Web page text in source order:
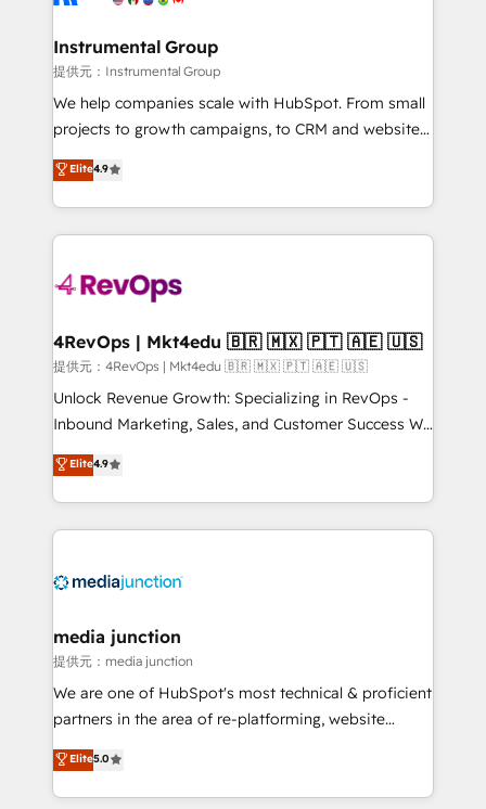
explore whether S2 is the partner you’ve been
Premier Partner 2023 🌟5 HubSpot Accreditations 🌟
Won HubSpot Theme Challenge 2021 🌟INBOUND’19
HubSpot Rising Star Why us? Harnessing the full
potential of the powerful HubSpot CRM. ✔️A team of
HubSpot experience ✔️Flexible pricing models —
Hourly-fee (assigned one Dedicated HubSpot
requirement). ✔️Helped over 25,000+ customers so
far with our HubSpot solutions. ✔️Bespoke apps &
on-demand bundle services. Connect with us today!
Instrumental Group
提供元：Instrumental Group
We help companies scale with HubSpot. From small
projects to growth campaigns, to CRM and websites.
Hire an agency that's experienced in every inch of
HubSpot and willing to work hand-in-hand with your
team to simplify the complex and build a better
experience for your team and customers.
Elite4.9
4RevOps | Mkt4edu 🇧🇷 🇲🇽 🇵🇹 🇦🇪 🇺🇸
提供元：4RevOps | Mkt4edu 🇧🇷 🇲🇽 🇵🇹 🇦🇪 🇺🇸
Unlock Revenue Growth: Specializing in RevOps -
Inbound Marketing, Sales, and Customer Success We
specialize in driving revenue growth for companies
across industries through tailored marketing, sales,
and customer success strategies, utilizing RevOps
methodologies. As Latin America's largest HubSpot
offer unparalleled insights. Operating in five
Mexico, USA, and Portugal—we've executed over a
hundred successful operations. Our approach,
rooted in RevOps principles, integrates analysis,
training, planning, and qualification. Leveraging
inbound marketing tactics, we focus on
understanding, nurturing, and converting leads.
Elite4.9
media junction
提供元：media junction
We are one of HubSpot's most technical & proficient
partners in the area of re-platforming, website
design & development. We specialize in multi-hub
implementations for mid-market & enterprise
companies. We are woman-owned, powered by
Elite5.0